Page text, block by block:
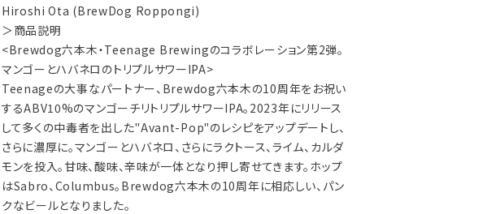
Hiroshi Ota (BrewDog Roppongi)
＞商品説明
<Brewdog六本木・Teenage Brewingのコラボレーション第2弾。
マンゴーとハバネロのトリプルサワーIPA>
Teenageの大事なパートナー、Brewdog六本木の10周年をお祝い
するABV10%のマンゴーチリトリプルサワーIPA。2023年にリリース
して多くの中毒者を出した"Avant-Pop"のレシピをアップデートし、
さらに濃厚に。マンゴーとハバネロ、さらにラクトース、ライム、カルダ
モンを投入。甘味、酸味、辛味が一体となり押し寄せてきます。ホップ
はSabro、Columbus。Brewdog六本木の10周年に相応しい、パン
クなビールとなりました。